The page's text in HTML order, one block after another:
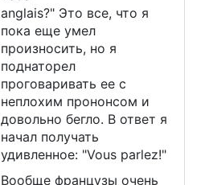
anglais?" Это все, что я
пока еще умел
произносить, но я
поднаторел
проговаривать ее с
неплохим прононсом и
довольно бегло. В ответ я
начал получать
удивленное: "Vous parlez!"
Вообще французы очень